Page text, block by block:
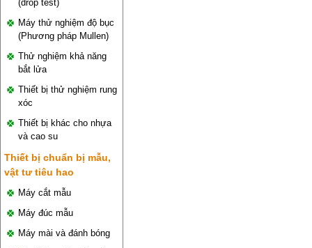
(drop test)
Máy thử nghiệm độ bục
(Phương pháp Mullen)
Thử nghiệm khả năng
bắt lửa
Thiết bị thử nghiệm rung
xóc
Thiết bị khác cho nhựa
và cao su
Thiết bị chuẩn bị mẫu,
vật tư tiêu hao
Máy cắt mẫu
Máy đúc mẫu
Máy mài và đánh bóng